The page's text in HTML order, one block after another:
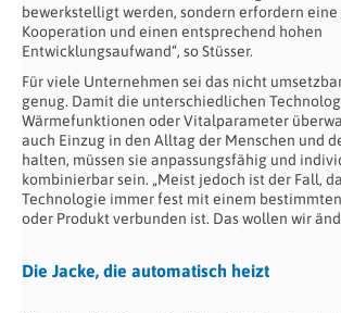
bewerkstelligt werden, sondern erfordern
Kooperation und einen entsprechend hohen
Entwicklungsaufwand“, so Stüsser.
Für viele Unternehmen sei das nicht
genug. Damit die unterschiedlichen
Wärmefunktionen oder Vitalparameter
auch Einzug in den Alltag der Menschen und
halten, müssen sie anpassungsfähig und
kombinierbar sein. „Meist jedoch ist der Fall,
Technologie immer fest mit einem
oder Produkt verbunden ist. Das wollen wir
Die Jacke, die automatisch heizt